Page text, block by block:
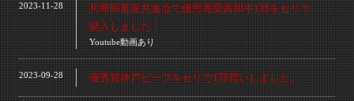
2023-11-28
兵庫県畜産共進会で優秀賞受賞和牛1頭をセリで
購入しました！
Youtube動画あり
2023-09-28 優秀賞神戸ビーフをセリで1頭買いしました。